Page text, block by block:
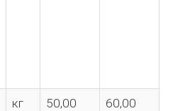
кг 50,00 60,00